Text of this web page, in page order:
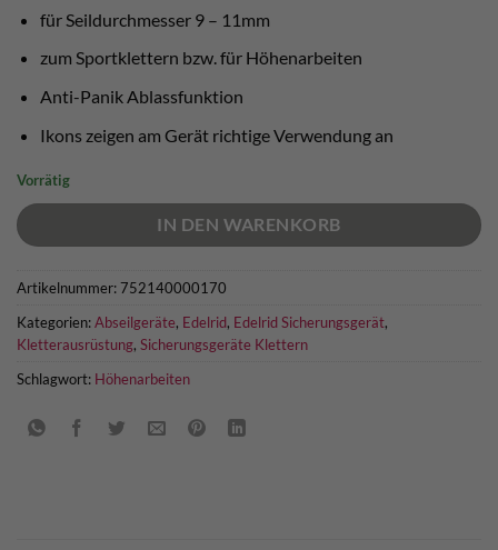
für Seildurchmesser 9 – 11mm
zum Sportklettern bzw. für Höhenarbeiten
Anti-Panik Ablassfunktion
Ikons zeigen am Gerät richtige Verwendung an
Vorrätig
IN DEN WARENKORB
Artikelnummer:752140000170
Kategorien:Abseilgeräte, Edelrid, Edelrid Sicherungsgerät,
Kletterausrüstung, Sicherungsgeräte Klettern
Schlagwort: Höhenarbeiten